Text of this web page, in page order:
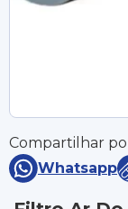
Compartilhar
Whatsapp